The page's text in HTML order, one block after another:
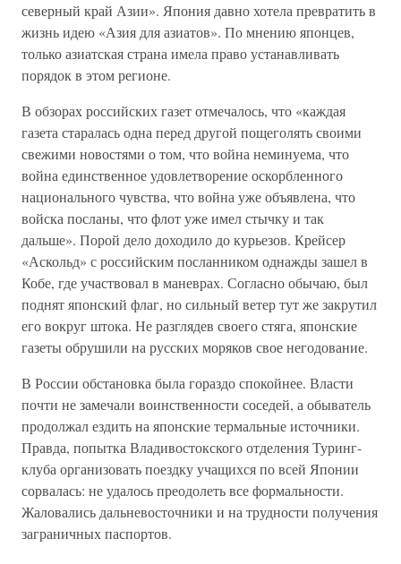
северный край Азии». Япония давно хотела превратить в
жизнь идею «Азия для азиатов». По мнению японцев,
только азиатская страна имела право устанавливать
порядок в этом регионе.
В обзорах российских газет отмечалось, что «каждая
газета старалась одна перед другой пощеголять своими
свежими новостями о том, что война неминуема, что
война единственное удовлетворение оскорбленного
национального чувства, что война уже объявлена, что
войска посланы, что флот уже имел стычку и так
дальше». Порой дело доходило до курьезов. Крейсер
«Аскольд» с российским посланником однажды зашел в
Кобе, где участвовал в маневрах. Согласно обычаю, был
поднят японский флаг, но сильный ветер тут же закрутил
его вокруг штока. Не разглядев своего стяга, японские
газеты обрушили на русских моряков свое негодование.
В России обстановка была гораздо спокойнее. Власти
почти не замечали воинственности соседей, а обыватель
продолжал ездить на японские термальные источники.
Правда, попытка Владивостокского отделения Туринг-
клуба организовать поездку учащихся по всей Японии
сорвалась: не удалось преодолеть все формальности.
Жаловались дальневосточники и на трудности получения
заграничных паспортов.